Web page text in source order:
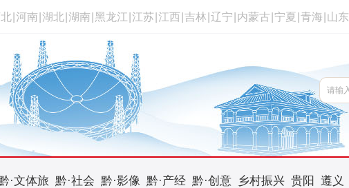
河南 湖北 湖南 黑龙江 江苏 江西 吉林 辽宁 内蒙古 宁夏 青海 山东
·文体旅 黔·社会 黔·影像 黔·产经 黔·创意 乡村振兴 贵阳 遵义